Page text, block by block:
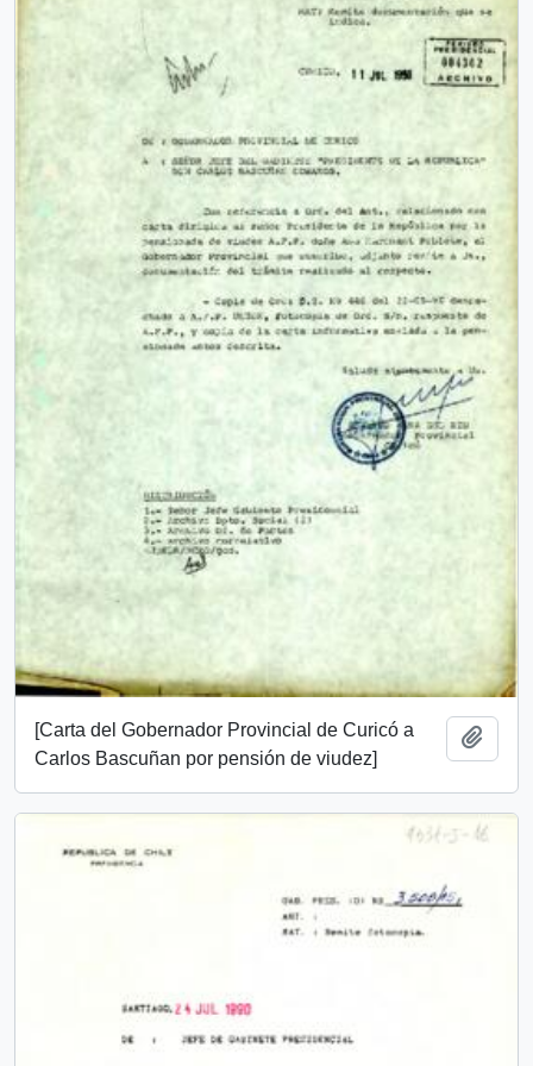
[Carta del Gobernador Provincial de Curicó a
Carlos Bascuñan por pensión de viudez]